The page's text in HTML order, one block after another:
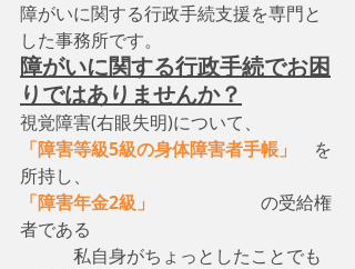
障がいに関する行政手続支援を専門と
した事務所です。
障がいに関する行政手続でお困
りではありませんか？
視覚障害(右眼失明)について、
「障害等級5級の身体障害者手帳」
を
所持し、
「障害年金2級」
の受給権
者である
私自身がちょっとしたことでも